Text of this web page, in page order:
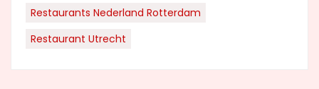
Restaurants Nederland Rotterdam
Restaurant Utrecht